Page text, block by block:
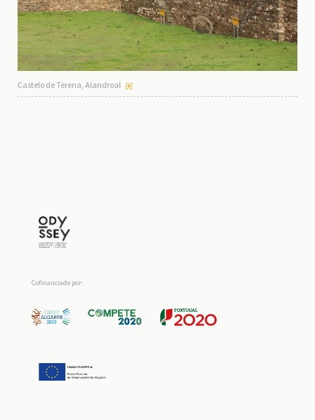
Castelo de Terena, Alandroal
Cofinanciado por: